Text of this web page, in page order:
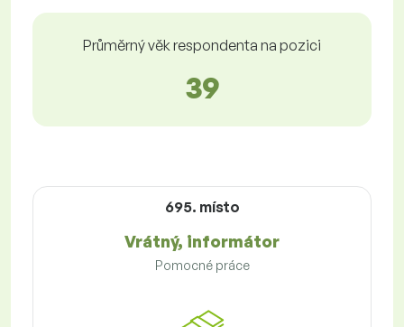
Průměrný věk respondenta na pozici
39
695. místo
Vrátný, informátor
Pomocné práce